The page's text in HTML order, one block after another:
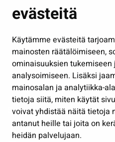
evästeitä
Käytämme evästeitä
mainosten räätälöimiseen,
ominaisuuksien
analysoimiseen. Lisäksi
mainosalan ja analytiikka-
tietoja siitä, miten käytät
voivat yhdistää näitä tietoja
antanut heille tai joita on
heidän palvelujaan.
Kulttuuri ja liikunta
Työ ja yrittäminen
Osallistu ja asioi
Näytä omat evästeasetukseni
Seuraa meitä